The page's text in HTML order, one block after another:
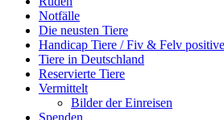
Notfälle
Die neusten Tiere
Handicap Tiere / Fiv & Felv positive
Tiere in Deutschland
Reservierte Tiere
Vermittelt
Bilder der Einreisen
Spenden